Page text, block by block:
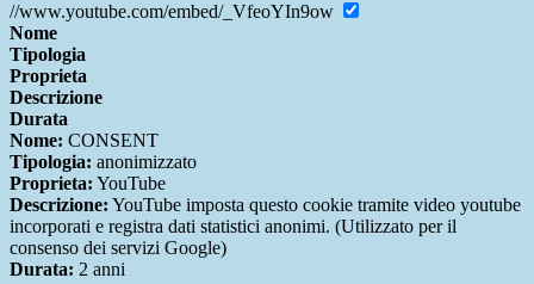
//www.youtube.com/embed/_VfeoYIn9ow
Nome
Tipologia
Proprieta
Descrizione
Durata
Nome: CONSENT
Tipologia: anonimizzato
Proprieta: YouTube
Descrizione: YouTube imposta questo cookie tramite video youtube
incorporati e registra dati statistici anonimi. (Utilizzato per il
consenso dei servizi Google)
Durata: 2 anni